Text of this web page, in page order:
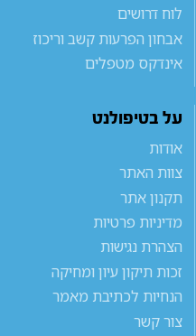
לוח דרושים
אבחון הפרעות קשב וריכוז
אינדקס מטפלים
על בטיפולנט
אודות
צוות האתר
תקנון אתר
מדיניות פרטיות
הצהרת נגישות
זכות תיקון עיון ומחיקה
הנחיות לכתיבת מאמר
צור קשר